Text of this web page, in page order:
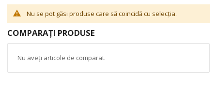
Nu se pot găsi produse care să coincidă cu selecția.
COMPARAȚI PRODUSE
Nu aveți articole de comparat.